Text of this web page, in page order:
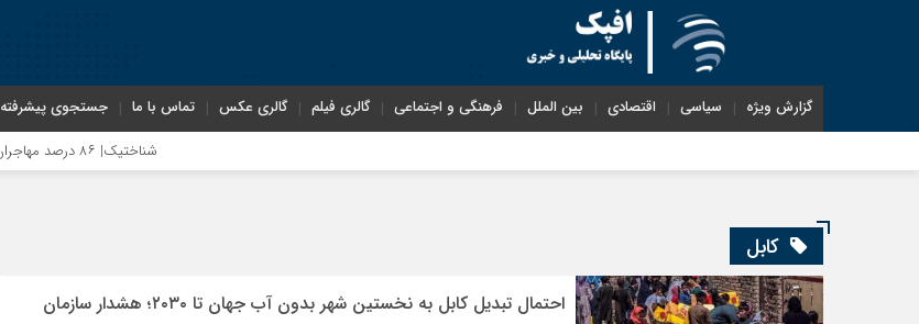
گزارش ویژه سیاسی اقتصادی بین الملل فرهنگی و اجتماعی گالری فیلم گالری عکس تماس با ما جستجوی پیشرفته
شناختیک| ۸۶ درصد مهاجران حامی ایران در جنگ؛ ۷۵ درصد مهاجران دولت چهاردهم را خیرخواه خود نمی‌دانند
کابل
احتمال تبدیل کابل به نخستین شهر بدون آب جهان تا ۲۰۳۰؛ هشدار سازمان